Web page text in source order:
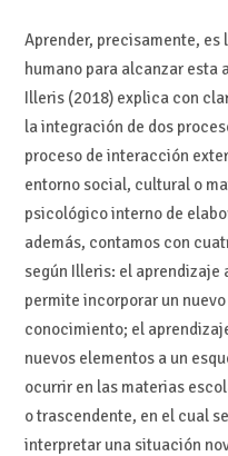
Aprender, precisamente,
humano para alcanzar esta
Illeris (2018) explica con
la integración de dos
proceso de interacción
entorno social, cultural o
psicológico interno de
además, contamos con
según Illeris: el aprendizaje
permite incorporar un
conocimiento; el
nuevos elementos a un
ocurrir en las materias
o trascendente, en el cual
interpretar una situación